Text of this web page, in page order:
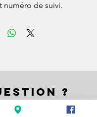
numéro de suivi.
?
?